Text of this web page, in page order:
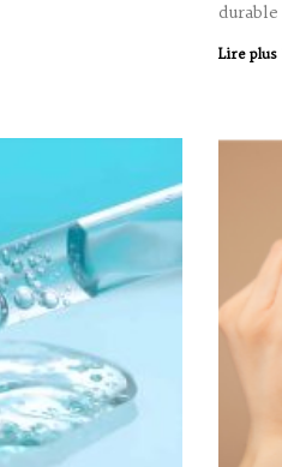
Lire plus